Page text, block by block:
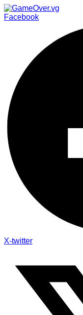
Facebook
X-twitter